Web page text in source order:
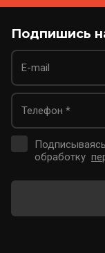
Подпишись
обработку